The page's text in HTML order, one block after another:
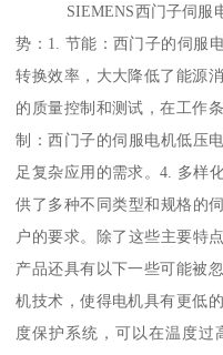
SIEMENS西门子伺服电
势：1. 节能：西门子的伺服
转换效率，大大降低了能源
的质量控制和测试，在工作
制：西门子的伺服电机低压
足复杂应用的需求。4. 多样
供了多种不同类型和规格的
户的要求。除了这些主要特
产品还具有以下一些可能被
机技术，使得电机具有更低
度保护系统，可以在温度